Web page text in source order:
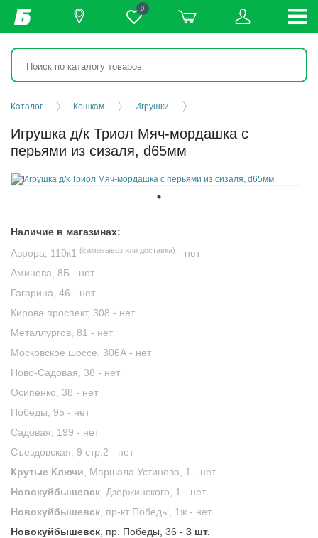
0
Каталог Кошкам Игрушки
Игрушка д/к Триол Мяч-мордашка с
перьями из сизаля, d65мм
Наличие в магазинах:
Аврора, 110к1
(самовывоз или доставка) - нет
Аминева, 8Б - нет
Гагарина, 46 - нет
Кирова проспект, 308 - нет
Металлургов, 81 - нет
Московское шоссе, 306А - нет
Ново-Садовая, 38 - нет
Осипенко, 38 - нет
Победы, 95 - нет
Садовая, 199 - нет
Съездовская, 9 стр.2 - нет
Крутые Ключи , Маршала Устинова, 1 - нет
Новокуйбышевск , Дзержинского, 1 - нет
Новокуйбышевск , пр-кт Победы, 1ж - нет
Новокуйбышевск , пр. Победы, 36 - 3 шт.